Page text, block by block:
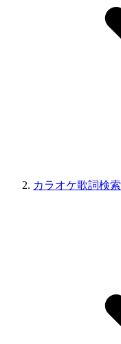
カラオケ歌詞検索